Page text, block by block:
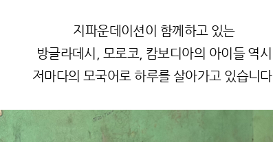
지파운데이션이 함께하고 있는
방글라데시, 모로코, 캄보디아의 아이들 역시
저마다의 모국어로 하루를 살아가고 있습니다.